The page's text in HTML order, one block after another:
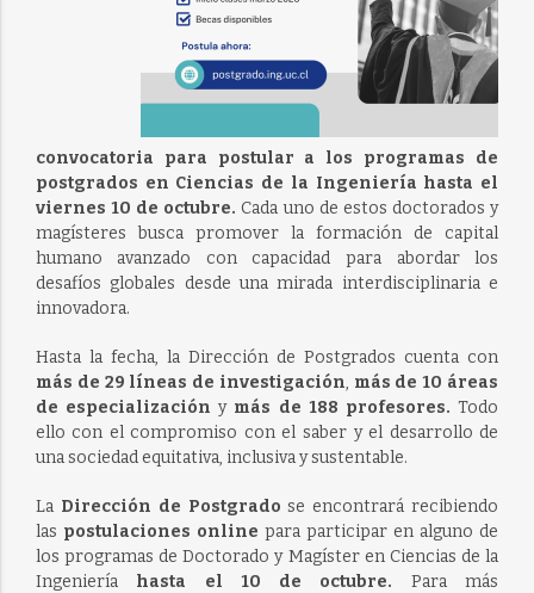
convocatoria para postular a los programas de
postgrados en Ciencias de la Ingeniería hasta el
viernes 10 de octubre. Cada uno de estos doctorados y
magísteres busca promover la formación de capital
humano avanzado con capacidad para abordar los
desafíos globales desde una mirada interdisciplinaria e
innovadora.
Hasta la fecha, la Dirección de Postgrados cuenta con
más de 29 líneas de investigación, más de 10 áreas
de especialización y más de 188 profesores. Todo
ello con el compromiso con el saber y el desarrollo de
una sociedad equitativa, inclusiva y sustentable.
La Dirección de Postgradose encontrará recibiendo
las postulaciones online para participar en alguno de
los programas de Doctorado y Magíster en Ciencias de la
Ingeniería hasta el 10 de octubre. Para más